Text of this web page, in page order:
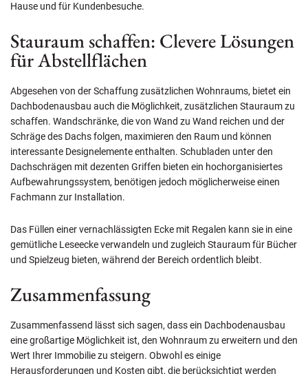
Hause und für Kundenbesuche.
Stauraum schaffen: Clevere Lösungen
für Abstellflächen
Abgesehen von der Schaffung zusätzlichen Wohnraums, bietet ein
Dachbodenausbau auch die Möglichkeit, zusätzlichen Stauraum zu
schaffen. Wandschränke, die von Wand zu Wand reichen und der
Schräge des Dachs folgen, maximieren den Raum und können
interessante Designelemente enthalten. Schubladen unter den
Dachschrägen mit dezenten Griffen bieten ein hochorganisiertes
Aufbewahrungssystem, benötigen jedoch möglicherweise einen
Fachmann zur Installation.
Das Füllen einer vernachlässigten Ecke mit Regalen kann sie in eine
gemütliche Leseecke verwandeln und zugleich Stauraum für Bücher
und Spielzeug bieten, während der Bereich ordentlich bleibt.
Zusammenfassung
Zusammenfassend lässt sich sagen, dass ein Dachbodenausbau
eine großartige Möglichkeit ist, den Wohnraum zu erweitern und den
Wert Ihrer Immobilie zu steigern. Obwohl es einige
Herausforderungen und Kosten gibt, die berücksichtigt werden